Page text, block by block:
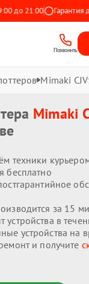
21:00 Гарантия до
Позвонить
Mimaki
Mimaki
техники
бесплатно
за 15
в
устройства на
и получите